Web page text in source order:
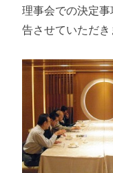
理事会での決定
告させていただき